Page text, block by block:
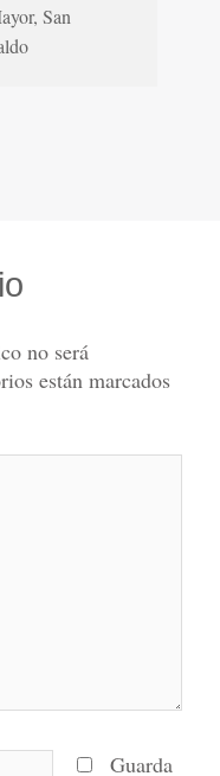
San
no será
están marcados
Guarda